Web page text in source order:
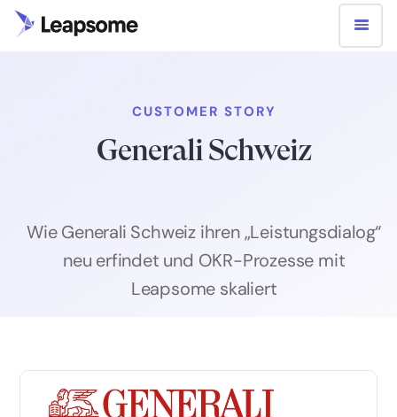
CUSTOMER STORY
Generali Schweiz
Wie Generali Schweiz ihren „Leistungsdialog“
neu erfindet und OKR-Prozesse mit
Leapsome skaliert